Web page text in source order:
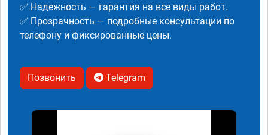
✅ Надежность — гарантия на все виды работ.
✅ Прозрачность — подробные консультации по
телефону и фиксированные цены.
Позвонить Telegram